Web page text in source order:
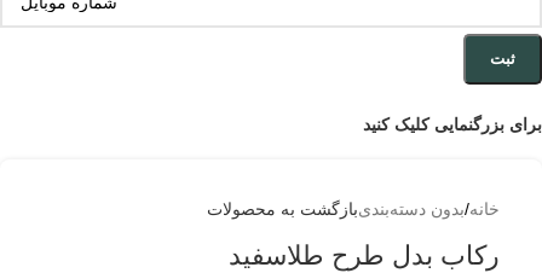
ثبت
برای بزرگنمایی کلیک کنید
خانه/بدون دسته‌بندیبازگشت به محصولات
رکاب بدل طرح طلاسفید